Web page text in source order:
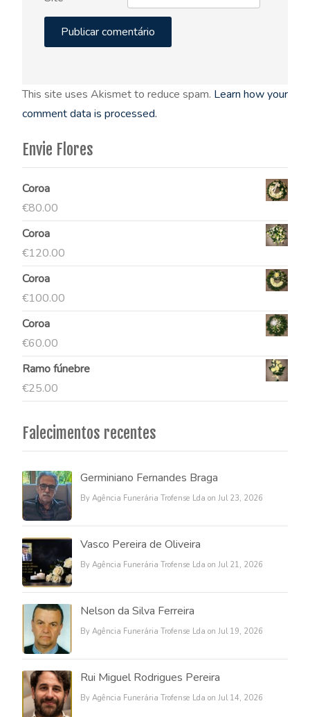
This site uses Akismet to reduce spam. Learn how your
comment data is processed.
Envie Flores
Coroa
€80.00
Coroa
€120.00
Coroa
€100.00
Coroa
€60.00
Ramo fúnebre
€25.00
Falecimentos recentes
Germiniano Fernandes Braga
By Agência Funerária Trofense Lda on Jul 23, 2026
Vasco Pereira de Oliveira
By Agência Funerária Trofense Lda on Jul 21, 2026
Nelson da Silva Ferreira
By Agência Funerária Trofense Lda on Jul 19, 2026
Rui Miguel Rodrigues Pereira
By Agência Funerária Trofense Lda on Jul 14, 2026